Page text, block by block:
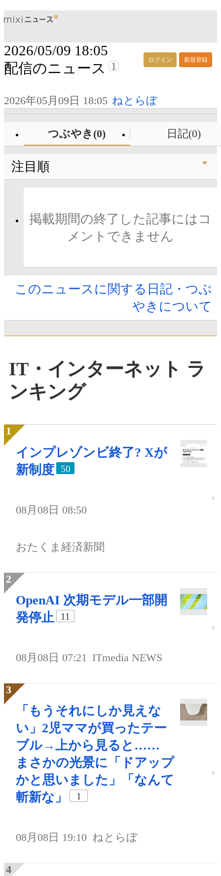
ログイン 新規登録
2026/05/09 18:05
配信のニュース
1
2026年05月09日 18:05 ねとらぼ
つぶやき(0) 日記(0)
注目順
掲載期間の終了した記事にはコ
メントできません
このニュースに関する日記・つぶ
やきについて
IT・インターネット ラ
ンキング
インプレゾンビ終了? Xが
新制度
50
08月08日 08:50
おたくま経済新聞
OpenAI 次期モデル一部開
発停止
11
08月08日 07:21 ITmedia NEWS
「もうそれにしか見えな
い」2児ママが買ったテー
ブル→上から見ると……
まさかの光景に「ドアップ
かと思いました」「なんて
斬新な」
1
08月08日 19:10 ねとらぼ